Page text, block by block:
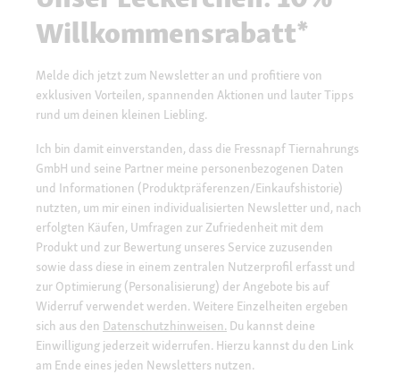
Willkommensrabatt*
Melde dich jetzt zum Newsletter an und profitiere von
exklusiven Vorteilen, spannenden Aktionen und lauter Tipps
rund um deinen kleinen Liebling.
Ich bin damit einverstanden, dass die Fressnapf Tiernahrungs
GmbH und seine Partner meine personenbezogenen Daten
und Informationen (Produktpräferenzen/Einkaufshistorie)
nutzten, um mir einen individualisierten Newsletter und, nach
erfolgten Käufen, Umfragen zur Zufriedenheit mit dem
Produkt und zur Bewertung unseres Service zuzusenden
sowie dass diese in einem zentralen Nutzerprofil erfasst und
zur Optimierung (Personalisierung) der Angebote bis auf
Widerruf verwendet werden. Weitere Einzelheiten ergeben
sich aus den Datenschutzhinweisen. Du kannst deine
Einwilligung jederzeit widerrufen. Hierzu kannst du den Link
am Ende eines jeden Newsletters nutzen.